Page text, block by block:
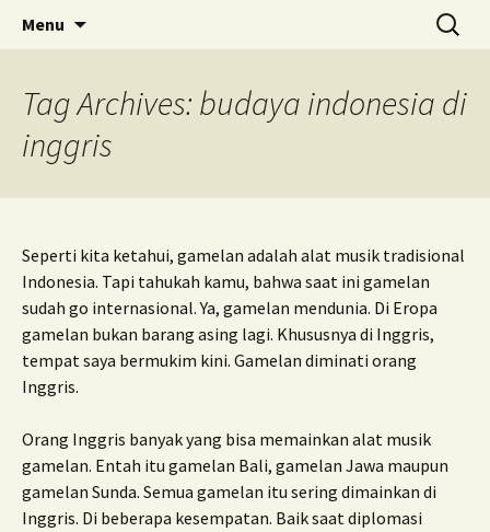
Menu
Search
for:
Tag Archives: budaya indonesia di
inggris
Seperti kita ketahui, gamelan adalah alat musik tradisional
Indonesia. Tapi tahukah kamu, bahwa saat ini gamelan
sudah go internasional. Ya, gamelan mendunia. Di Eropa
gamelan bukan barang asing lagi. Khususnya di Inggris,
tempat saya bermukim kini. Gamelan diminati orang
Inggris.
Orang Inggris banyak yang bisa memainkan alat musik
gamelan. Entah itu gamelan Bali, gamelan Jawa maupun
gamelan Sunda. Semua gamelan itu sering dimainkan di
Inggris. Di beberapa kesempatan. Baik saat diplomasi